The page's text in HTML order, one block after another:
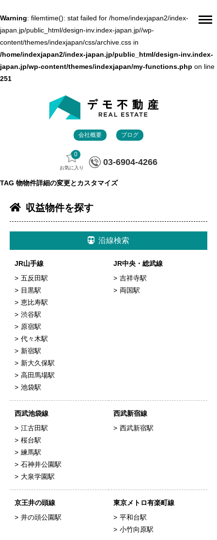
Warning: filemtime(): stat failed for /home/indexjapan2/index-
japan.jp/public_html/design-inv.index-japan.jp//wp-
content/themes/indexjapan/css/archive.css in
/home/indexjapan2/index-japan.jp/public_html/design-inv.index-
japan.jp/wp-content/themes/indexjapan/my-functions.php on line
251
会社概要 ブログ
0
お気に入り
03-6904-4266
TAG 物物件詳細の変更とカスタマイズ
収益物件を探す
沿線検索
JR山手線
五反田駅
目黒駅
恵比寿駅
渋谷駅
原宿駅
代々木駅
新宿駅
新大久保駅
高田馬場駅
池袋駅
JR中央・総武線
吉祥寺駅
両国駅
西武池袋線
江古田駅
桜台駅
練馬駅
石神井公園駅
大泉学園駅
西武新宿線
西武新宿駅
京王井の頭線
井の頭公園駅
東京メトロ有楽町線
平和台駅
小竹向原駅